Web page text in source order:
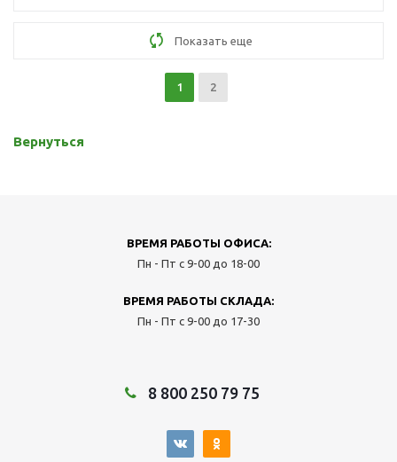
Показать еще
1 2
Вернуться
ВРЕМЯ РАБОТЫ ОФИСА:
Пн - Пт с 9-00 до 18-00
ВРЕМЯ РАБОТЫ СКЛАДА:
Пн - Пт с 9-00 до 17-30
8 800 250 79 75